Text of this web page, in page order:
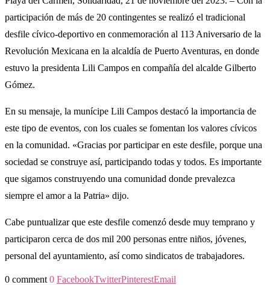
participación de más de 20 contingentes se realizó el tradicional
desfile cívico-deportivo en conmemoración al 113 Aniversario de la
Revolución Mexicana en la alcaldía de Puerto Aventuras, en donde
estuvo la presidenta Lili Campos en compañía del alcalde Gilberto
Gómez.
En su mensaje, la munícipe Lili Campos destacó la importancia de
este tipo de eventos, con los cuales se fomentan los valores cívicos
en la comunidad. «Gracias por participar en este desfile, porque una
sociedad se construye así, participando todas y todos. Es importante
que sigamos construyendo una comunidad donde prevalezca
siempre el amor a la Patria» dijo.
Cabe puntualizar que este desfile comenzó desde muy temprano y
participaron cerca de dos mil 200 personas entre niños, jóvenes,
personal del ayuntamiento, así como sindicatos de trabajadores.
0 comment 0 FacebookTwitterPinterestEmail